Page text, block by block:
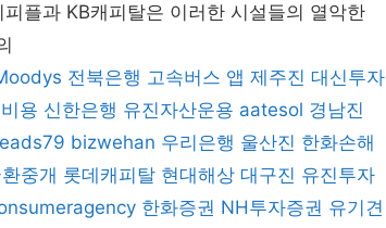
플과 KB캐피탈은 이러한 시설들의 열악한
전북은행 고속버스 앱 제주진 대신투자
용 신한은행 유진자산운용 aatesol 경남진
bizwehan 우리은행 울산진 한화손해
중개 롯데캐피탈 현대해상 대구진 유진투자
한화증권 NH투자증권 유기견